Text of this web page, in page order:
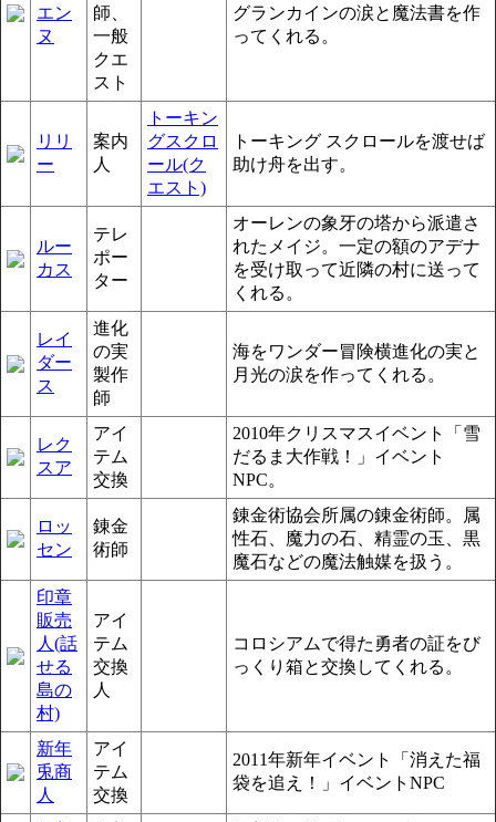
エン
ヌ
師、
一般
クエ
スト
グランカインの涙と魔法書を作
ってくれる。
リリ
ー
案内
人
トーキン
グスクロ
ール(ク
エスト)
トーキング スクロールを渡せば
助け舟を出す。
ルー
カス
テレ
ポー
ター
オーレンの象牙の塔から派遣さ
れたメイジ。一定の額のアデナ
を受け取って近隣の村に送って
くれる。
レイ
ダー
ス
進化
の実
製作
師
海をワンダー冒険横進化の実と
月光の涙を作ってくれる。
レク
スア
アイ
テム
交換
2010年クリスマスイベント「雪
だるま大作戦！」イベント
NPC。
ロッ
セン
錬金
術師
錬金術協会所属の錬金術師。属
性石、魔力の石、精霊の玉、黒
魔石などの魔法触媒を扱う。
印章
販売
人(話
せる
島の
村)
アイ
テム
交換
人
コロシアムで得た勇者の証をび
っくり箱と交換してくれる。
新年
兎商
人
アイ
テム
交換
2011年新年イベント「消えた福
袋を追え！」イベントNPC